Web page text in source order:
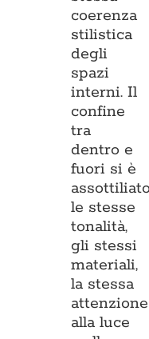
coerenza
stilistica
degli
spazi
interni. Il
confine
tra
dentro e
fuori si è
le stesse
tonalità,
gli stessi
materiali,
la stessa
attenzione
alla luce